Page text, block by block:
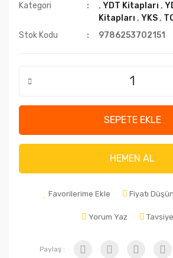
Kategori
,YDT Kitapları ,
Kitapları ,YKS,
Stok Kodu
9786253702151
SEPETE EKLE
HEMEN AL
Favorilerime Ekle Fiyatı
Yorum Yaz
Paylaş :